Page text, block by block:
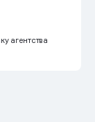
агентства